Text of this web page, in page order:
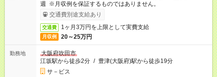
週 ※月収例を保証するものではありません。
交通費別途支給あり
交通費 1ヶ月3万円を上限として実費支給
月収例 20～25万円
勤務地
大阪府吹田市
江坂駅から徒歩2分 / 豊津(大阪府)駅から徒歩19分
サ－ビス